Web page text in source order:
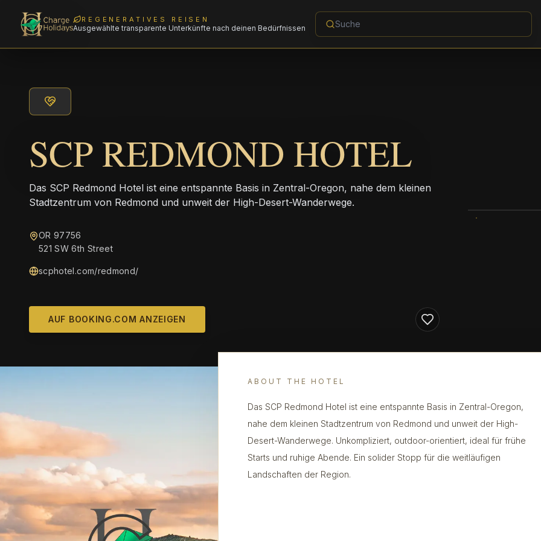
REGENERATIVES REISEN
Ausgewählte transparente Unterkünfte nach deinen Bedürfnissen
SCP REDMOND HOTEL
Das SCP Redmond Hotel ist eine entspannte Basis in Zentral-Oregon, nahe dem kleinen
Stadtzentrum von Redmond und unweit der High-Desert-Wanderwege.
OR 97756
521 SW 6th Street
scphotel.com/redmond/
AUF BOOKING.COM ANZEIGEN
ABOUT THE HOTEL
Das SCP Redmond Hotel ist eine entspannte Basis in Zentral-Oregon,
nahe dem kleinen Stadtzentrum von Redmond und unweit der High-
Desert-Wanderwege. Unkompliziert, outdoor-orientiert, ideal für frühe
Starts und ruhige Abende. Ein solider Stopp für die weitläufigen
Landschaften der Region.